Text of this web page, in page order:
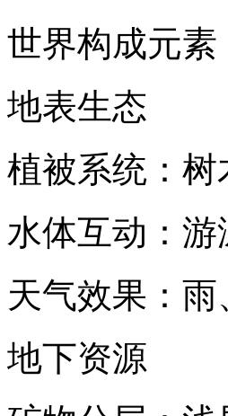
世界构成元素
地表生态
植被系统：
水体互动：
天气效果：
地下资源